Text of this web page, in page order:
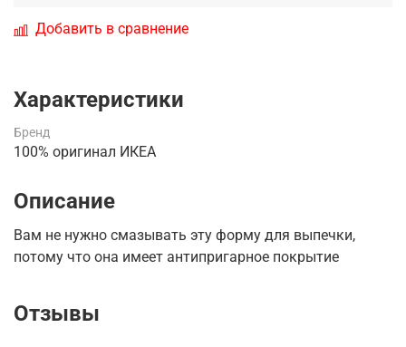
Добавить в сравнение
Характеристики
Бренд
100% оригинал ИКЕА
Описание
Вам не нужно смазывать эту форму для выпечки,
потому что она имеет антипригарное покрытие
Отзывы